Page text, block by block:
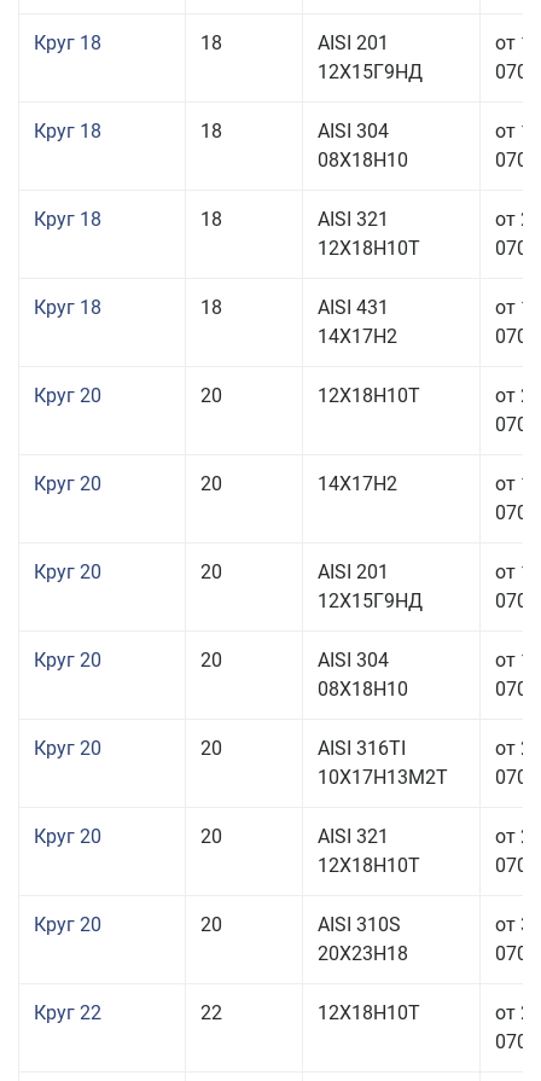
Круг 18 18
AISI 201
12Х15Г9НД
от
Круг 18 18
AISI 304
08Х18Н10
от
Круг 18 18
AISI 321
12Х18Н10Т
от
Круг 18 18
AISI 431
14Х17Н2
от
Круг 20 20 12Х18Н10Т
от
Круг 20 20 14Х17Н2
от
Круг 20 20
AISI 201
12Х15Г9НД
от
Круг 20 20
AISI 304
08Х18Н10
от
Круг 20 20
AISI 316TI
10Х17Н13М2Т
от
Круг 20 20
AISI 321
12Х18Н10Т
от
Круг 20 20
AISI 310S
20Х23Н18
от
Круг 22 22 12Х18Н10Т
от